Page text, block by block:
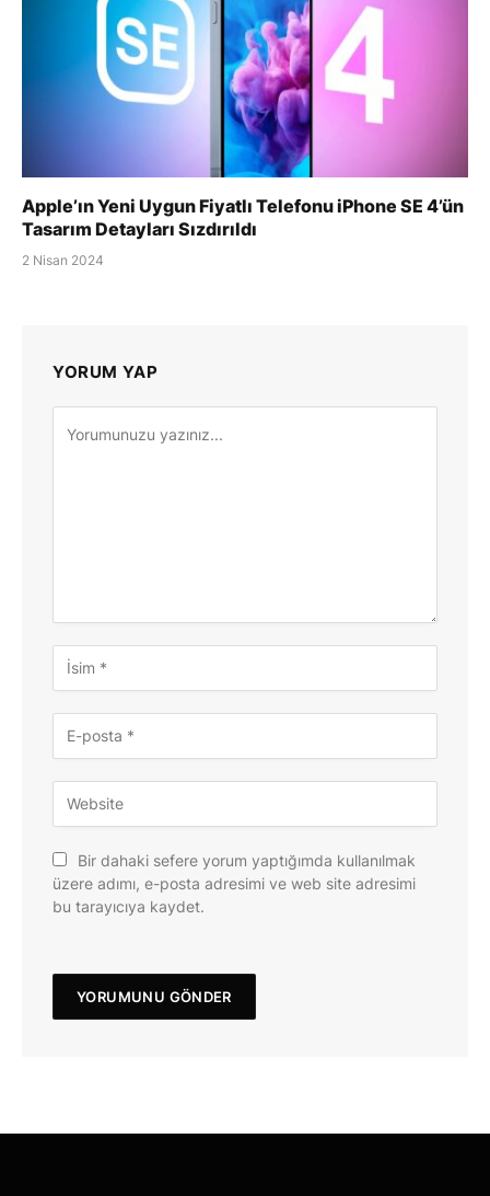
Apple’ın Yeni Uygun Fiyatlı Telefonu iPhone SE 4’ün
Tasarım Detayları Sızdırıldı
2 Nisan 2024
YORUM YAP
Bir dahaki sefere yorum yaptığımda kullanılmak
üzere adımı, e-posta adresimi ve web site adresimi
bu tarayıcıya kaydet.